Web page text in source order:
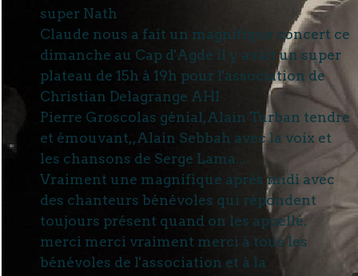
super Nath
Claude nous a fait un magnifique concert ce
dimanche au Cap d'Agde il y avait un super
plateau de 15h à 19h pour l'association de
Christian Delagrange AHI
Pierre Groscolas génial,Alain Turban tendre
et émouvant,,Alain Sebbah avec la voix et
les chansons de Serge Lama...
Vraiment une magnifique après midi avec
des chanteurs bénévoles qui répondent
toujours présent quand on les appelle.
merci merci vraiment merci à tous les
bénévoles de l'association et à la